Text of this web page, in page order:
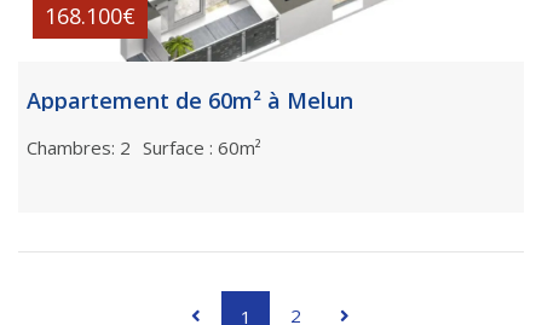
168.100€
Appartement de 60m² à Melun
Chambres: 2 Surface : 60m²
1 2